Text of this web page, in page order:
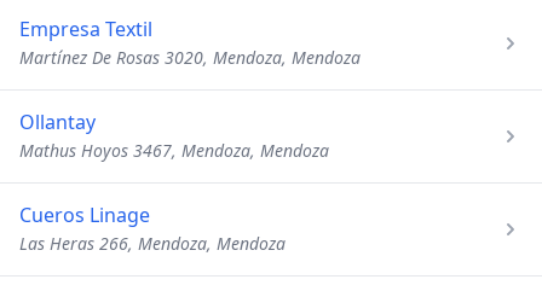
Empresa Textil
Martínez De Rosas 3020, Mendoza, Mendoza
Ollantay
Mathus Hoyos 3467, Mendoza, Mendoza
Cueros Linage
Las Heras 266, Mendoza, Mendoza